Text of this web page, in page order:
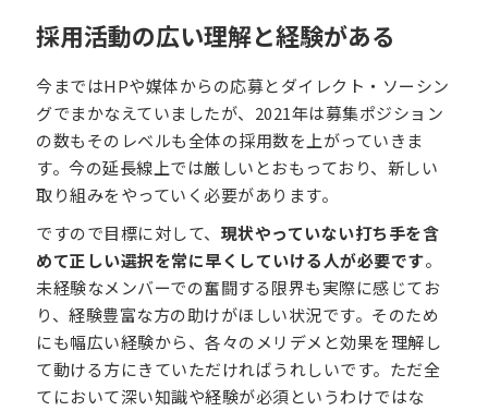
採用活動の広い理解と経験がある
今まではHPや媒体からの応募とダイレクト・ソーシン
グでまかなえていましたが、2021年は募集ポジション
の数もそのレベルも全体の採用数を上がっていきま
す。今の延長線上では厳しいとおもっており、新しい
取り組みをやっていく必要があります。
ですので目標に対して、 現状やっていない打ち手を含
めて正しい選択を常に早くしていける人が必要です。
未経験なメンバーでの奮闘する限界も実際に感じてお
り、経験豊富な方の助けがほしい状況です。そのため
にも幅広い経験から、各々のメリデメと効果を理解し
て動ける方にきていただければうれしいです。ただ全
てにおいて深い知識や経験が必須というわけではな